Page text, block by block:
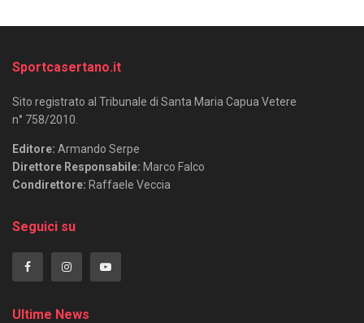
Sportcasertano.it
Sito registrato al Tribunale di Santa Maria Capua Vetere
n° 758/2010.
Editore: Armando Serpe
Direttore Responsabile: Marco Falco
Condirettore: Raffaele Veccia
Seguici su
Ultime News